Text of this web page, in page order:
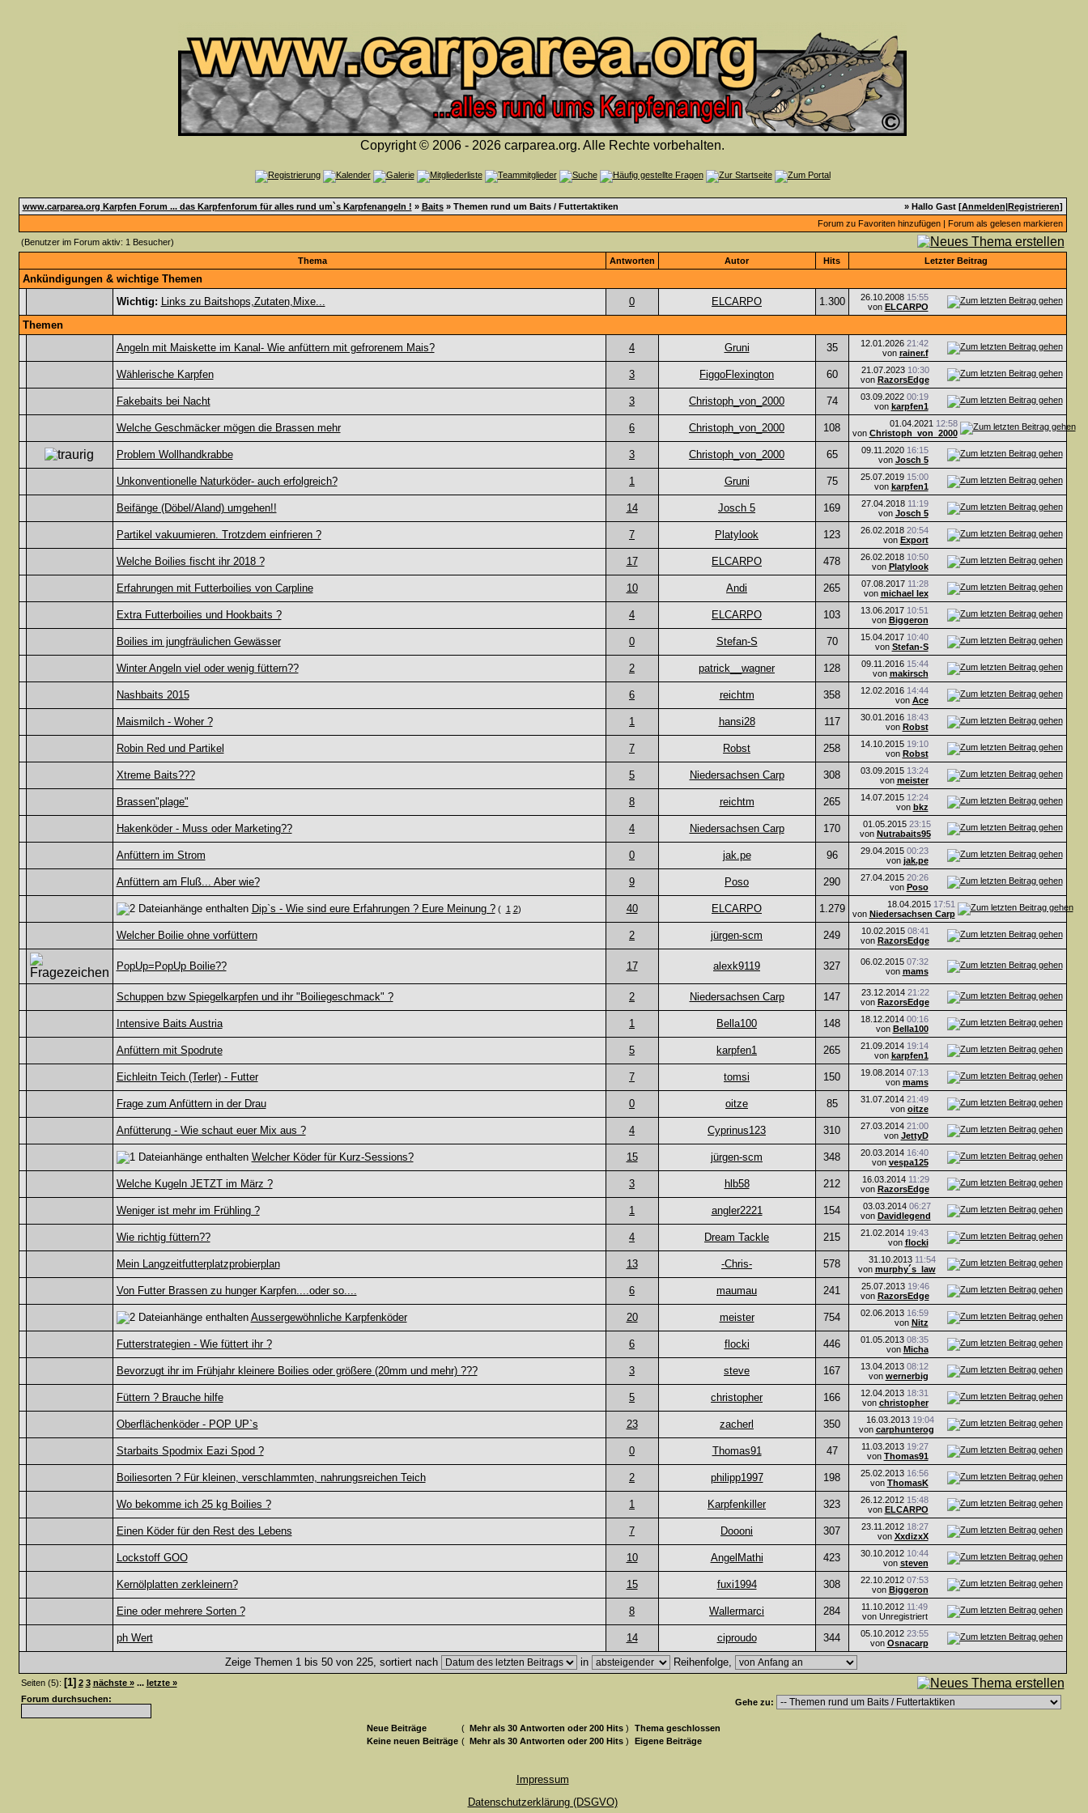
Copyright © 2006 - 2026 carparea.org. Alle Rechte vorbehalten.
www.carparea.org Karpfen Forum ... das Karpfenforum für alles rund um`s Karpfenangeln ! » Baits» Themen rund um Baits / Futtertaktiken » Hallo Gast [Anmelden|Registrieren]
Forum zu Favoriten hinzufügen| Forum als gelesen markieren
(Benutzer im Forum aktiv: 1 Besucher)
Thema
Antworten Autor Hits Letzter Beitrag
Ankündigungen & wichtige Themen
Wichtig: Links zu Baitshops,Zutaten,Mixe... 0 ELCARPO 1.300 26.10.2008 15:55
von ELCARPO
Themen
Angeln mit Maiskette im Kanal- Wie anfüttern mit gefrorenem Mais?
4 Gruni 35 12.01.2026 21:42
von rainer.f
Wählerische Karpfen 3 FiggoFlexington 60 21.07.2023 10:30
von RazorsEdge
Fakebaits bei Nacht 3 Christoph_von_2000 74 03.09.2022 00:19
von karpfen1
Welche Geschmäcker mögen die Brassen mehr 6 Christoph_von_2000 108 01.04.2021 12:58
von Christoph_von_2000
Problem Wollhandkrabbe 3 Christoph_von_2000 65 09.11.2020 16:15
von Josch 5
Unkonventionelle Naturköder- auch erfolgreich? 1 Gruni 75 25.07.2019 15:00
von karpfen1
Beifänge (Döbel/Aland) umgehen!! 14 Josch 5 169 27.04.2018 11:19
von Josch 5
Partikel vakuumieren. Trotzdem einfrieren ? 7 Platylook 123 26.02.2018 20:54
von Export
Welche Boilies fischt ihr 2018 ? 17 ELCARPO 478 26.02.2018 10:50
von Platylook
Erfahrungen mit Futterboilies von Carpline 10 Andi 265 07.08.2017 11:28
von michael lex
Extra Futterboilies und Hookbaits ? 4 ELCARPO 103 13.06.2017 10:51
von Biggeron
Boilies im jungfräulichen Gewässer 0 Stefan-S 70 15.04.2017 10:40
von Stefan-S
Winter Angeln viel oder wenig füttern?? 2 patrick__wagner 128 09.11.2016 15:44
von makirsch
Nashbaits 2015 6 reichtm 358 12.02.2016 14:44
von Ace
Maismilch - Woher ? 1 hansi28 117 30.01.2016 18:43
von Robst
Robin Red und Partikel 7 Robst 258 14.10.2015 19:10
von Robst
Xtreme Baits??? 5 Niedersachsen Carp 308 03.09.2015 13:24
von meister
Brassen"plage" 8 reichtm 265 14.07.2015 12:24
von bkz
Hakenköder - Muss oder Marketing?? 4 Niedersachsen Carp 170 01.05.2015 23:15
von Nutrabaits95
Anfüttern im Strom 0 jak.pe 96 29.04.2015 00:23
von jak.pe
Anfüttern am Fluß... Aber wie? 9 Poso 290 27.04.2015 20:26
von Poso
Dip`s - Wie sind eure Erfahrungen ? Eure Meinung ?( 1 2) 40 ELCARPO 1.279 18.04.2015 17:51
von Niedersachsen Carp
Welcher Boilie ohne vorfüttern 2 jürgen-scm 249 10.02.2015 08:41
von RazorsEdge
PopUp=PopUp Boilie?? 17 alexk9119 327 06.02.2015 07:32
von mams
Schuppen bzw Spiegelkarpfen und ihr "Boiliegeschmack" ? 2 Niedersachsen Carp 147 23.12.2014 21:22
von RazorsEdge
Intensive Baits Austria 1 Bella100 148 18.12.2014 00:16
von Bella100
Anfüttern mit Spodrute 5 karpfen1 265 21.09.2014 19:14
von karpfen1
Eichleitn Teich (Terler) - Futter 7 tomsi 150 19.08.2014 07:13
von mams
Frage zum Anfüttern in der Drau 0 oitze 85 31.07.2014 21:49
von oitze
Anfütterung - Wie schaut euer Mix aus ? 4 Cyprinus123 310 27.03.2014 21:00
von JettyD
Welcher Köder für Kurz-Sessions? 15 jürgen-scm 348 20.03.2014 16:40
von vespa125
Welche Kugeln JETZT im März ? 3 hlb58 212 16.03.2014 11:29
von RazorsEdge
Weniger ist mehr im Frühling ? 1 angler2221 154 03.03.2014 06:27
von Davidlegend
Wie richtig füttern?? 4 Dream Tackle 215 21.02.2014 19:43
von flocki
Mein Langzeitfutterplatzprobierplan 13 -Chris- 578 31.10.2013 11:54
von murphy´s_law
Von Futter Brassen zu hunger Karpfen....oder so.... 6 maumau 241 25.07.2013 19:46
von RazorsEdge
Aussergewöhnliche Karpfenköder 20 meister 754 02.06.2013 16:59
von Nitz
Futterstrategien - Wie füttert ihr ? 6 flocki 446 01.05.2013 08:35
von Micha
Bevorzugt ihr im Frühjahr kleinere Boilies oder größere (20mm und mehr) ??? 3 steve 167 13.04.2013 08:12
von wernerbig
Füttern ? Brauche hilfe 5 christopher 166 12.04.2013 18:31
von christopher
Oberflächenköder - POP UP`s 23 zacherl 350 16.03.2013 19:04
von carphunterog
Starbaits Spodmix Eazi Spod ? 0 Thomas91 47 11.03.2013 19:27
von Thomas91
Boiliesorten ? Für kleinen, verschlammten, nahrungsreichen Teich 2 philipp1997 198 25.02.2013 16:56
von ThomasK
Wo bekomme ich 25 kg Boilies ? 1 Karpfenkiller 323 26.12.2012 15:48
von ELCARPO
Einen Köder für den Rest des Lebens 7 Doooni 307 23.11.2012 18:27
von XxdizxX
Lockstoff GOO 10 AngelMathi 423 30.10.2012 10:44
von steven
Kernölplatten zerkleinern? 15 fuxi1994 308 22.10.2012 07:53
von Biggeron
Eine oder mehrere Sorten ? 8 Wallermarci 284 11.10.2012 11:49
von Unregistriert
ph Wert 14 ciproudo 344 05.10.2012 23:55
von Osnacarp
Zeige Themen 1 bis 50 von 225, sortiert nach in Reihenfolge,
Seiten (5): [1] 2 3 nächste » ... letzte »
Forum durchsuchen:
Gehe zu:
Neue Beiträge ( Mehr als 30 Antworten oder 200 Hits )
Thema geschlossen
Keine neuen Beiträge ( Mehr als 30 Antworten oder 200 Hits ) Eigene Beiträge
Impressum
Datenschutzerklärung (DSGVO)